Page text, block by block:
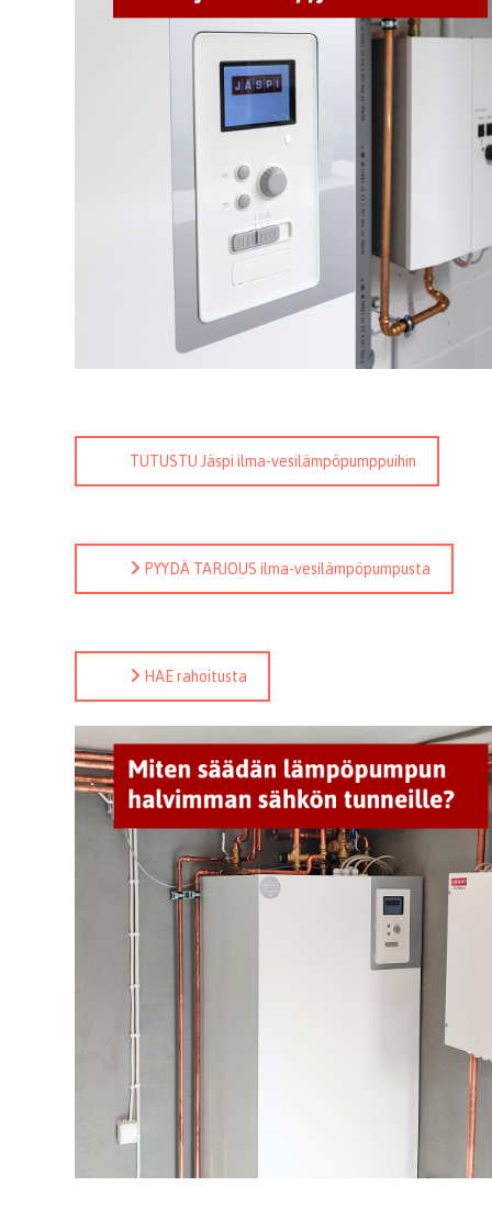
TUTUSTU Jäspi ilma-vesilämpöpumppuihin
PYYDÄ TARJOUS ilma-vesilämpöpumpusta
HAE rahoitusta